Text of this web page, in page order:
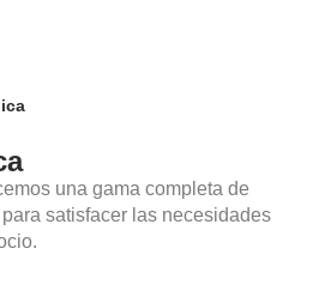
una gama completa de
satisfacer las necesidades